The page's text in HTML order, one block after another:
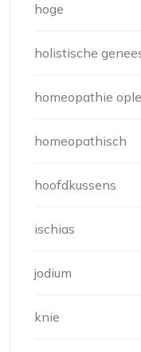
hoge
holistische
homeopathie
homeopathisch
hoofdkussens
ischias
jodium
knie